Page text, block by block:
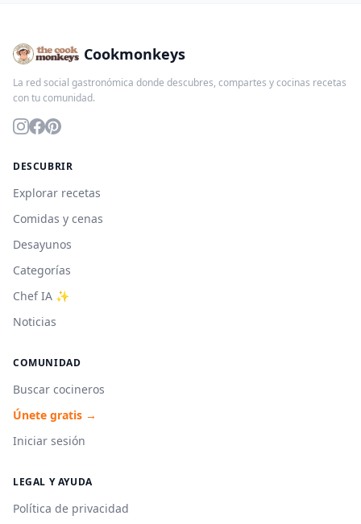
Cookmonkeys
La red social gastronómica donde descubres, compartes y cocinas recetas
con tu comunidad.
DESCUBRIR
Explorar recetas
Comidas y cenas
Desayunos
Categorías
Chef IA ✨
Noticias
COMUNIDAD
Buscar cocineros
Únete gratis →
Iniciar sesión
LEGAL Y AYUDA
Política de privacidad